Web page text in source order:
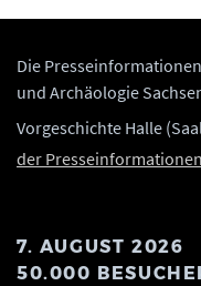
Die
und Archäologie
Vorgeschichte Halle
der Presseinformationen
7. AUGUST 2026
50.000